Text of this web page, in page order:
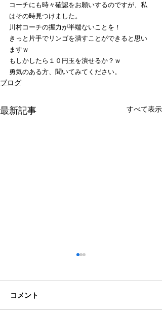
コーチにも時々確認をお願いするのですが、私
はその時見つけました。
川村コーチの握力が半端ないことを！
きっと片手でリンゴを潰すことができると思い
ますｗ
もしかしたら１０円玉を潰せるか？ｗ
勇気のある方、聞いてみてください。
ブログ
最新記事 すべて表示
クラブチーム
コメント